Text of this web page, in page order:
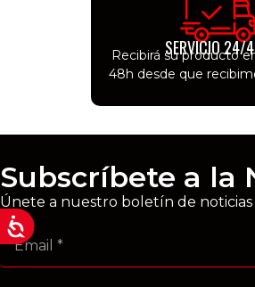
SERVICIO 24/
Recibirá su producto
48h desde que
Subscríbete a la
Únete a nuestro boletín de